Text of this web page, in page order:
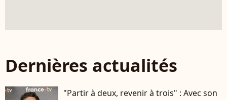
Dernières actualités
"Partir à deux, revenir à trois" : Avec son